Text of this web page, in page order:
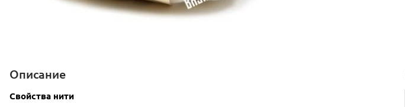
Описание
Свойства нити